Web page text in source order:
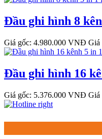
Đầu ghi hình 8
Giá gốc: 4.980.000 VNĐ Giá
Đầu ghi hình 16
Giá gốc: 5.376.000 VNĐ Giá